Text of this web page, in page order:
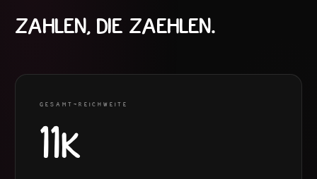
ZAHLEN, DIE ZAEHLEN.
GESAMT-REICHWEITE
11K